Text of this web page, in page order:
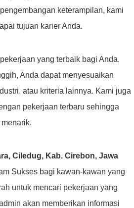
keterampilan, kami
tujuan karier Anda.
yang terbaik bagi Anda.
Anda dapat menyesuaikan
atau kriteria lainnya. Kami juga
pekerjaan terbaru sehingga
Ciledug, Kab. Cirebon, Jawa
Sukses bagi kawan-kawan yang
untuk mencari pekerjaan yang
akan memberikan informasi